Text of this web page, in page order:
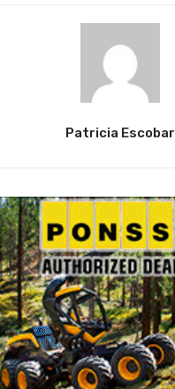
Patricia Escobar